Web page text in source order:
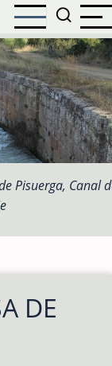
Pisuerga, Canal
DE